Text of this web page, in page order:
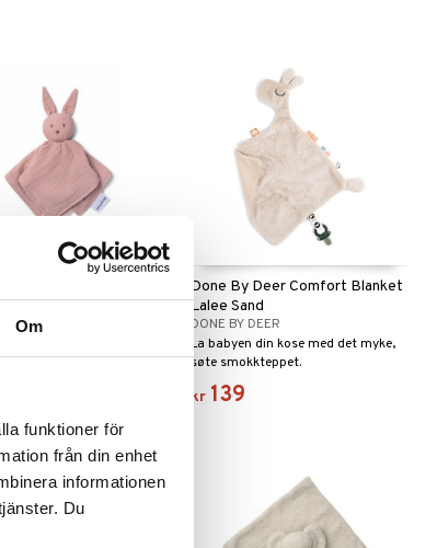
Om
funktioner för
från din enhet
informationen
Du
Finnes i flere varianter
Rosa
og smart funksjon.
Done By Deer Comfort Blanket
Lalee Sand
DONE BY DEER
La babyen din kose med det myke,
søte smokkteppet.
kr 139